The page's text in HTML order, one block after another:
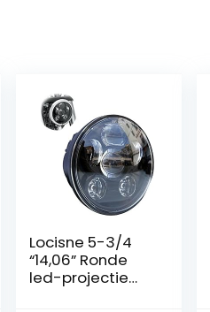
Locisne 5-3/4
“14,06” Ronde
led-projectie